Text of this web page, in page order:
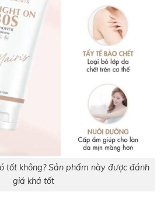
tốt không? Sản phẩm này được đánh
giá khá tốt